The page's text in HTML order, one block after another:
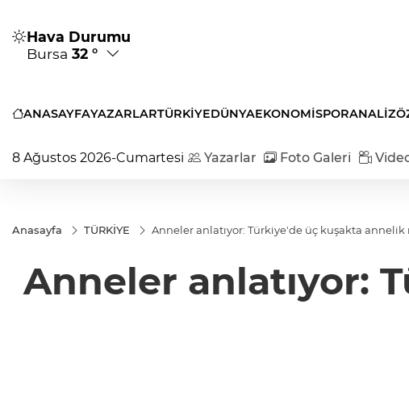
Hava Durumu
Bursa 32 °
ANASAYFAYAZARLARTÜRKİYEDÜNYAEKONOMİSPORANALİZ
8 Ağustos 2026-Cumartesi Yazarlar Foto Galeri
Anasayfa TÜRKİYE Anneler anlatıyor: Türkiye'de üç kuşakta annelik
Anneler anlatıyor: